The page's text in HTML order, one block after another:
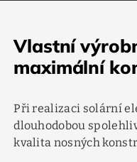
Vlastní
maximální
Při realizaci solární
dlouhodobou
kvalita nosných